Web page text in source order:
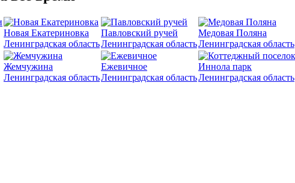
Новая Екатериновка
Ленинградская область
Павловский ручей
Ленинградская область
Медовая Поляна
Ленинградская область
Жемчужина
Ленинградская область
Ежевичное
Ленинградская область
Иннола парк
Ленинградская область